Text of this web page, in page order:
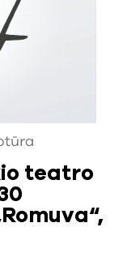
teatro